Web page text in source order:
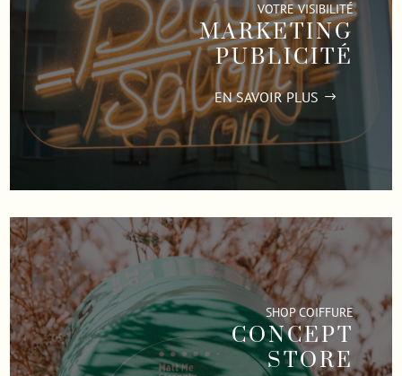
VOTRE VISIBILITÉ
MARKETING
PUBLICITÉ
EN SAVOIR PLUS
SHOP COIFFURE
CONCEPT
STORE